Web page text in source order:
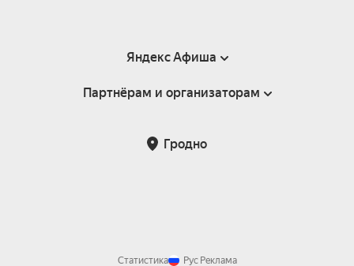
Яндекс Афиша
Справка
Партнёрам и организаторам
Гродно
Статистика Рус Реклама